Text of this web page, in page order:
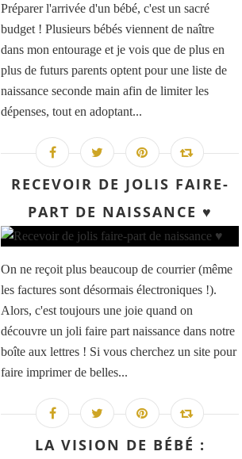
Préparer l'arrivée d'un bébé, c'est un sacré
budget ! Plusieurs bébés viennent de naître
dans mon entourage et je vois que de plus en
plus de futurs parents optent pour une liste de
naissance seconde main afin de limiter les
dépenses, tout en adoptant...
RECEVOIR DE JOLIS FAIRE-
PART DE NAISSANCE ♥
On ne reçoit plus beaucoup de courrier (même
les factures sont désormais électroniques !).
Alors, c'est toujours une joie quand on
découvre un joli faire part naissance dans notre
boîte aux lettres ! Si vous cherchez un site pour
faire imprimer de belles...
LA VISION DE BÉBÉ :